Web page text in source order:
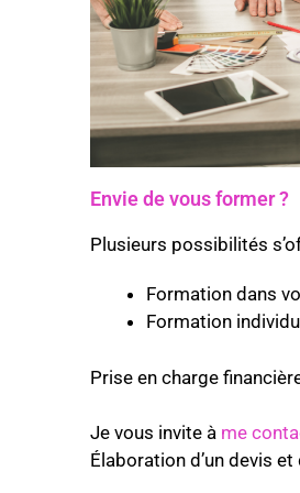
Envie de vous former ?
Plusieurs possibilités
Formation dans
Formation
Prise en charge
Je vous invite à me
Élaboration d’un devis